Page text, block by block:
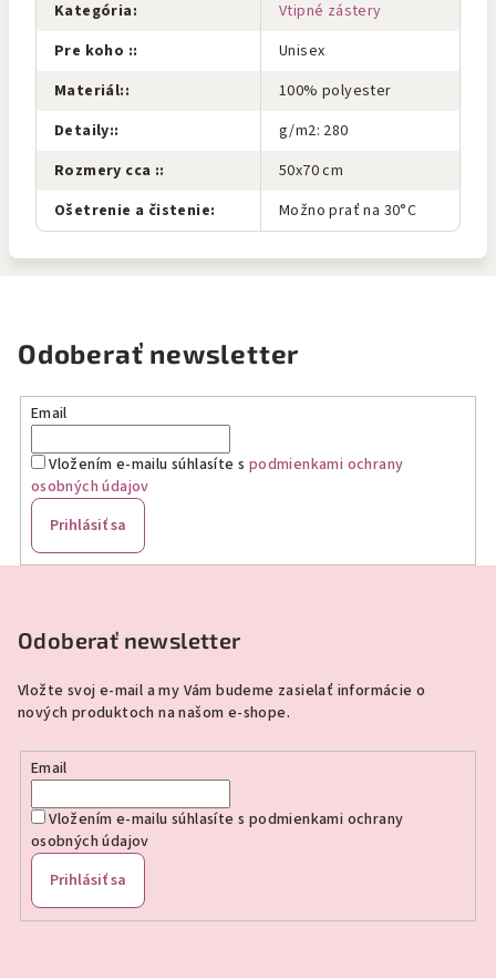
Kategória:
Vtipné zástery
Pre koho ::
Unisex
Materiál::
100% polyester
Detaily::
g/m2: 280
Rozmery cca ::
50x70 cm
Ošetrenie a čistenie: Možno prať na 30°C
Odoberať newsletter
Email
Vložením e-mailu súhlasíte s podmienkami ochrany
osobných údajov
Prihlásiť sa
Odoberať newsletter
Vložte svoj e-mail a my Vám budeme zasielať informácie o
nových produktoch na našom e-shope.
Email
Vložením e-mailu súhlasíte s podmienkami ochrany
osobných údajov
Prihlásiť sa